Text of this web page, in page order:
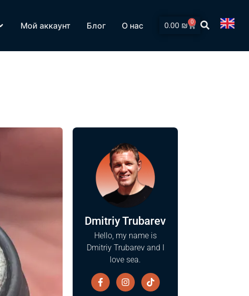
Мой аккаунт Блог О нас 0.00 ₪ 0
Dmitriy Trubarev
Hello, my name is
Dmitriy Trubarev and I
love sea.